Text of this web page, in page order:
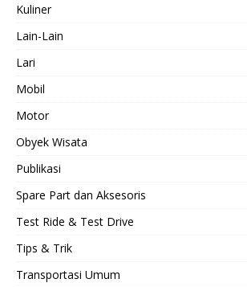
Kuliner
Lain-Lain
Lari
Mobil
Motor
Obyek Wisata
Publikasi
Spare Part dan Aksesoris
Test Ride & Test Drive
Tips & Trik
Transportasi Umum